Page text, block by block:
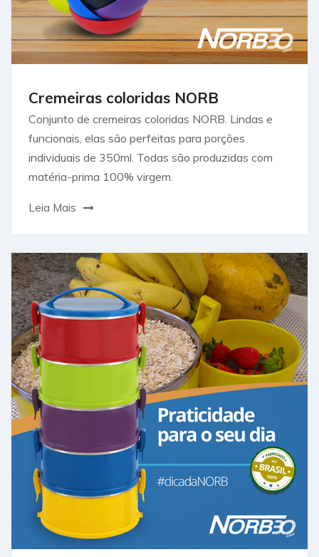
Cremeiras coloridas NORB
Conjunto de cremeiras coloridas NORB. Lindas e
funcionais, elas são perfeitas para porções
individuais de 350ml. Todas são produzidas com
matéria-prima 100% virgem.
Leia Mais